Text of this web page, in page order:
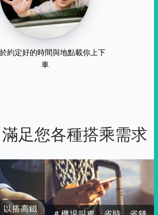
約定好的時間與地點載你上下
車
足您各種搭乘需求
以搭高鐵